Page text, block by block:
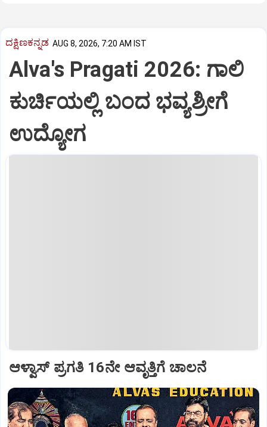
ದಕ್ಷಿಣಕನ್ನಡ AUG 8, 2026, 7:20 AM IST
Alva's Pragati 2026: ಗಾಲಿ
ಕುರ್ಚಿಯಲ್ಲಿ ಬಂದ ಭವ್ಯಶ್ರೀಗೆ
ಉದ್ಯೋಗ
ಆಳ್ವಾಸ್‌ ಪ್ರಗತಿ 16ನೇ ಆವೃತ್ತಿಗೆ ಚಾಲನೆ